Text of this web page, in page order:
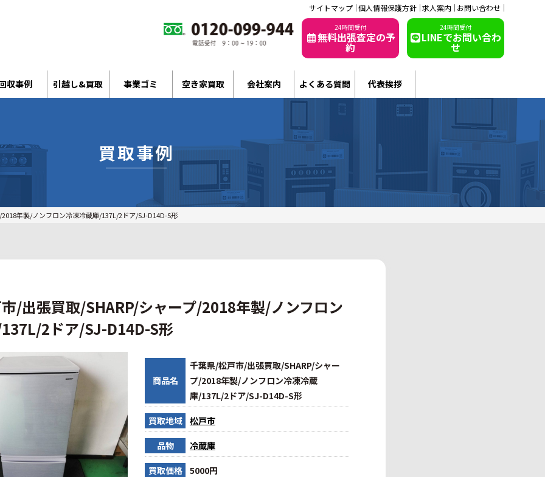
サイトマップ 個人情報保護方針 求人案内 お問い合わせ
24時間受付
無料出張査定の予
約
24時間受付
LINEでお問い合わ
せ
収事例 引越し&買取 事業ゴミ 空き家買取 会社案内 よくある質問 代表挨拶
買取事例
年製/ノンフロン冷凍冷蔵庫/137L/2ドア/SJ-D14D-S形
/出張買取/SHARP/シャープ/2018年製/ノンフロン
2ドア/SJ-D14D-S形
商品名
千葉県/松戸市/出張買取/SHARP/シャー
プ/2018年製/ノンフロン冷凍冷蔵
庫/137L/2ドア/SJ-D14D-S形
買取地域 松戸市
品物 冷蔵庫
買取価格 5000円